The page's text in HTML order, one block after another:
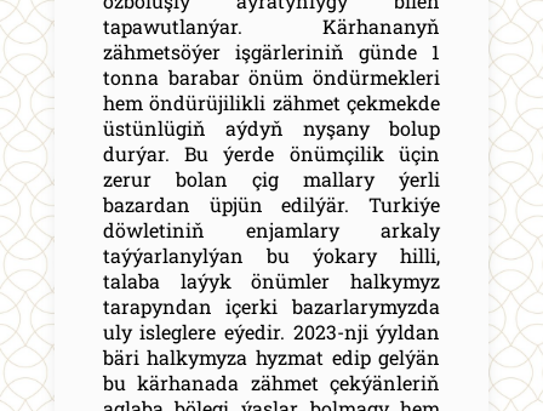
tapawutlanýar. Kärhananyň
zähmetsöýer işgärleriniň günde 1
tonna barabar önüm öndürmekleri
hem öndürüjilikli zähmet çekmekde
üstünlügiň aýdyň nyşany bolup
durýar. Bu ýerde önümçilik üçin
zerur bolan çig mallary ýerli
bazardan üpjün edilýär. Turkiýe
döwletiniň enjamlary arkaly
taýýarlanylýan bu ýokary hilli,
talaba laýyk önümler halkymyz
tarapyndan içerki bazarlarymyzda
uly isleglere eýedir. 2023-nji ýyldan
bäri halkymyza hyzmat edip gelýän
bu kärhanada zähmet çekýänleriň